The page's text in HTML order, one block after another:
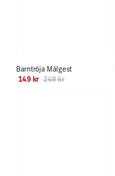
Barntröja Målgest
149 kr 249 kr